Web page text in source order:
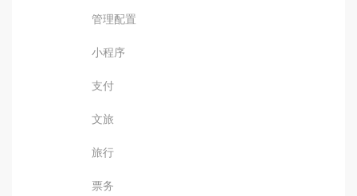
管理配置
小程序
支付
文旅
旅行
票务